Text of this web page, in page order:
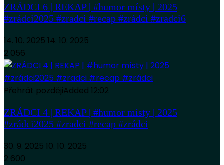
ZRÁDCI 6 | REKAP | #humor místy | 2025
#zrádci2025 #zradci #recap #zrádci #zradci6
14. 10. 2025 14. 10. 2025
2 056
Přehrát pozdějiAdded 12:02
ZRÁDCI 4 | REKAP | #humor místy | 2025
#zrádci2025 #zradci #recap #zrádci
30. 9. 2025 10. 10. 2025
2 600